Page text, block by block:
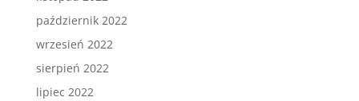
październik 2022
wrzesień 2022
sierpień 2022
lipiec 2022